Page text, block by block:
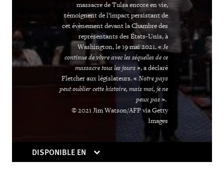
massacre de Tulsa encore en vie,
témoignent de l’impact persistant de
cet évènement devant la Chambre des
représentants des États-Unis, à
Washington, le 19 mai 2021. «Je
continue de vivre avec les séquelles de ce
massacre tous les jours», a déclaré
Fletcher aux législateurs. «Notre pays
peut oublier cette histoire, mais moi, je ne
peux pas».
© 2021 Jim Watson/AFP via Getty
Images
DISPONIBLE EN